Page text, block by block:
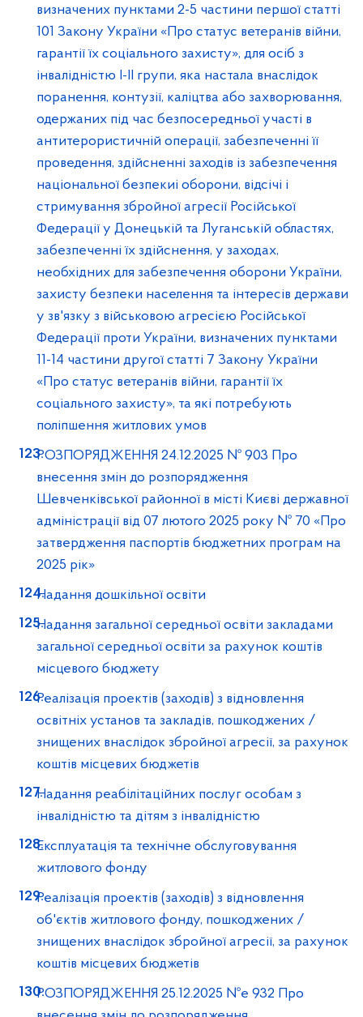
визначених пунктами 2-5 частини першої статті
101 Закону України «Про статус ветеранів війни,
гарантії їх соціального захисту», для осіб з
інвалідністю І-ІІ групи, яка настала внаслідок
поранення, контузії, каліцтва або захворювання,
одержаних під час безпосередньої участі в
антитерористичній операції, забезпеченні її
проведення, здійсненні заходів із забезпечення
національної безпекиі оборони, відсічі і
стримування збройної агресії Російської
Федерації у Донецькій та Луганській областях,
забезпеченні їх здійснення, у заходах,
необхідних для забезпечення оборони України,
захисту безпеки населення та інтересів держави
у зв'язку з військовою агресією Російської
Федерації проти України, визначених пунктами
11-14 частини другої статті 7 Закону України
«Про статус ветеранів війни, гарантії їх
соціального захисту», та які потребують
поліпшення житлових умов
РОЗПОРЯДЖЕННЯ 24.12.2025 № 903 Про
внесення змін до розпорядження
Шевченківської районної в місті Києві державної
адміністрації від 07 лютого 2025 року № 70 «Про
затвердження паспортів бюджетних програм на
2025 рік»
Надання дошкільної освіти
Надання загальної середньої освіти закладами
загальної середньої освіти за рахунок коштів
місцевого бюджету
Реалізація проектів (заходів) з відновлення
освітніх установ та закладів, пошкоджених /
знищених внаслідок збройної агресії, за рахунок
коштів місцевих бюджетів
Надання реабілітаційних послуг особам з
інвалідністю та дітям з інвалідністю
Експлуатація та технічне обслуговування
житлового фонду
Реалізація проектів (заходів) з відновлення
об'єктів житлового фонду, пошкоджених /
знищених внаслідок збройної агресії, за рахунок
коштів місцевих бюджетів
РОЗПОРЯДЖЕННЯ 25.12.2025 №e 932 Про